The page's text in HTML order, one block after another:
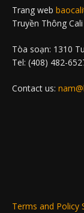
Trang web
Truyền Thông
Tòa soạn: 1310
Tel: (408) 482-
Contact us:
Terms and Policy